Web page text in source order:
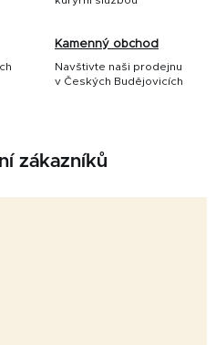
Kamenný obchod
Navštivte naši prodejnu
v Českých Budějovicích
zákazníků